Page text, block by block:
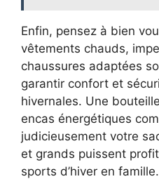
Enfin, pensez à bien
vêtements chauds,
chaussures adaptées
garantir confort et
hivernales. Une
encas énergétiques
judicieusement votre
et grands puissent
sports d’hiver en famille.